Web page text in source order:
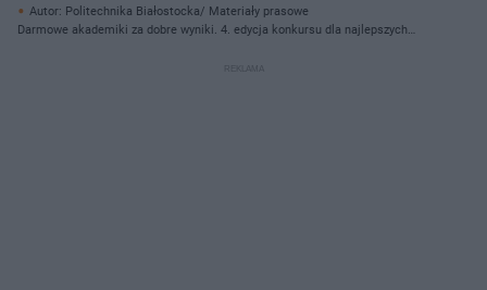
Autor: Politechnika Białostocka/ Materiały prasowe
Darmowe akademiki za dobre wyniki. 4. edycja konkursu dla najlepszych